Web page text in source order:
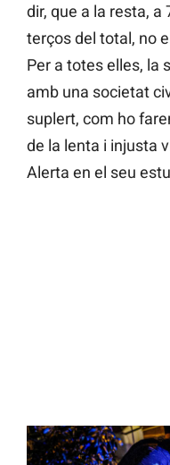
dir, que a la resta, a
terços del total, no
Per a totes elles, la
amb una societat
suplert, com ho
de la lenta i injusta
Alerta en el seu